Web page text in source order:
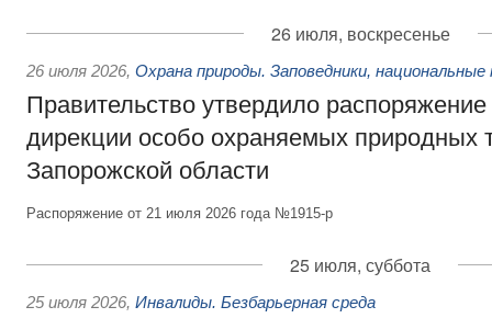
26 июля, воскресенье
26 июля 2026, Охрана природы. Заповедники, национальные
Правительство утвердило
дирекции особо охраняемых природных
Запорожской области
Распоряжение от 21 июля 2026 года №1915-р
25 июля, суббота
25 июля 2026, Инвалиды. Безбарьерная среда